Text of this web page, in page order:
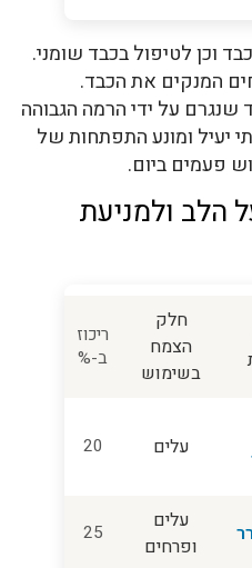
וכן לטיפול בכבד שומני.
המנקים את הכבד.
שנגרם על ידי הרמה הגבוהה
יעיל ומונע התפתחות של
הלב ולמניעת
חלק
הצמח
בשימוש
ריכוז
ב-%
עלים 20
עלים
ופרחים
25